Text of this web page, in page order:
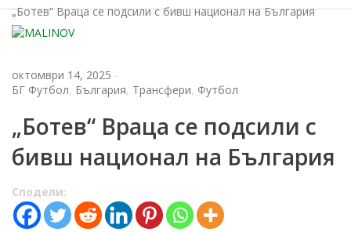
„Ботев“ Враца се подсили с бивш национал на България
октомври 14, 2025 -
БГ Футбол, България, Трансфери, Футбол
„Ботев“ Враца се подсили с
бивш национал на България
Сподели: